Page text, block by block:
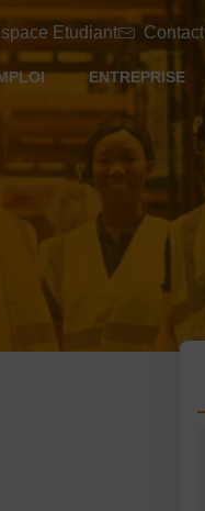
Etudiant Contact
ENTREPRISE